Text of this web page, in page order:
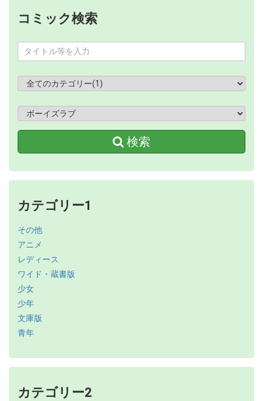
コミック検索
検索
カテゴリー1
その他
アニメ
レディース
ワイド・蔵書版
少女
少年
文庫版
青年
カテゴリー2